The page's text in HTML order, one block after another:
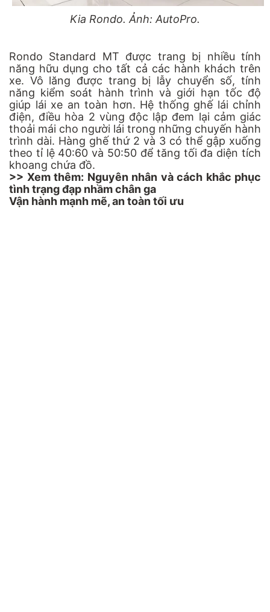
Kia Rondo. Ảnh: AutoPro.
Rondo Standard MT được trang bị nhiều tính
năng hữu dụng cho tất cả các hành khách trên
xe. Vô lăng được trang bị lẫy chuyển số, tính
năng kiểm soát hành trình và giới hạn tốc độ
giúp lái xe an toàn hơn. Hệ thống ghế lái chỉnh
điện, điều hòa 2 vùng độc lập đem lại cảm giác
thoải mái cho người lái trong những chuyến hành
trình dài. Hàng ghế thứ 2 và 3 có thể gập xuống
theo tỉ lệ 40:60 và 50:50 để tăng tối đa diện tích
khoang chứa đồ.
>> Xem thêm: Nguyên nhân và cách khắc phục
tình trạng đạp nhầm chân ga
Vận hành mạnh mẽ, an toàn tối ưu